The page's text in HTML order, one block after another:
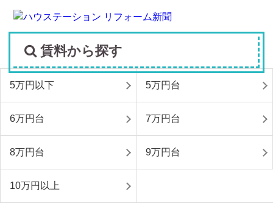
賃料から探す
5万円以下 5万円台
6万円台 7万円台
8万円台 9万円台
10万円以上